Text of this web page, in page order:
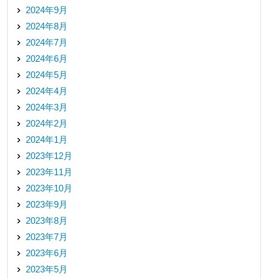
2024年9月
2024年8月
2024年7月
2024年6月
2024年5月
2024年4月
2024年3月
2024年2月
2024年1月
2023年12月
2023年11月
2023年10月
2023年9月
2023年8月
2023年7月
2023年6月
2023年5月